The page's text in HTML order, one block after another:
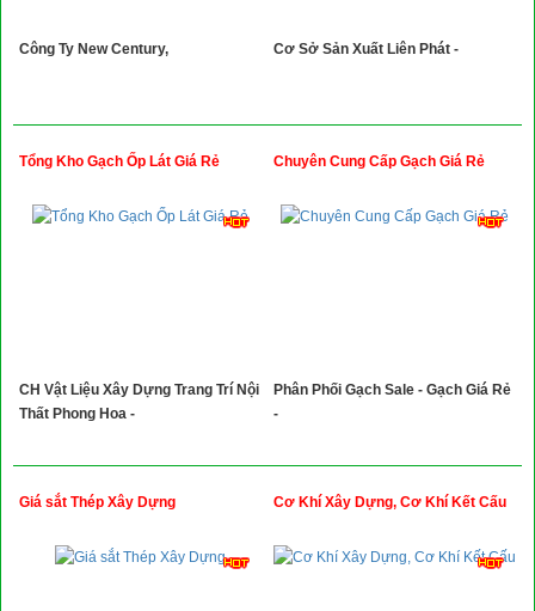
Công Ty New Century, Cơ Sở Sản Xuất Liên Phát -
Tổng Kho Gạch Ốp Lát Giá Rẻ
CH Vật Liệu Xây Dựng Trang Trí Nội
Thất Phong Hoa -
Chuyên Cung Cấp Gạch Giá Rẻ
Phân Phối Gạch Sale - Gạch Giá Rẻ
-
Giá sắt Thép Xây Dựng Cơ Khí Xây Dựng, Cơ Khí Kết Cấu